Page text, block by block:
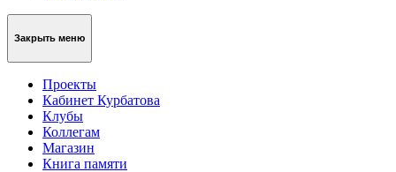
Закрыть меню
Проекты
Кабинет Курбатова
Клубы
Коллегам
Магазин
Книга памяти